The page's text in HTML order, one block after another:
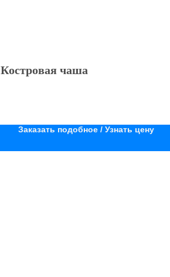
Костровая чаша
Заказать подобное / Узнать цену